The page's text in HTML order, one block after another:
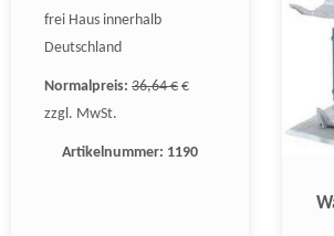
frei Haus innerhalb
Deutschland
Normalpreis: 36,64 € €
zzgl. MwSt.
Artikelnummer: 1190